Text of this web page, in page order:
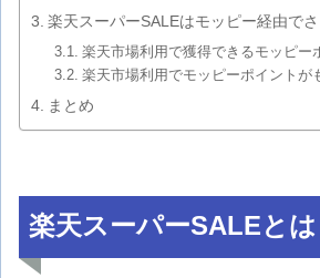
楽天スーパーSALEはモッピー経由で
楽天市場利用で獲得できるモッピー
楽天市場利用でモッピーポイントが
まとめ
楽天スーパーSALEとは